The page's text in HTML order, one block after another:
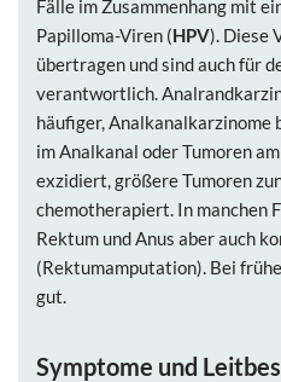
Fälle im Zusammenhang mit
Papilloma-Viren (HPV). Diese
übertragen und sind auch für
verantwortlich.
häufiger, Analkanalkarzinome
im Analkanal oder Tumoren
exzidiert, größere Tumoren
chemotherapiert. In manchen
Rektum und Anus aber auch
(Rektumamputation). Bei
gut.
Symptome und